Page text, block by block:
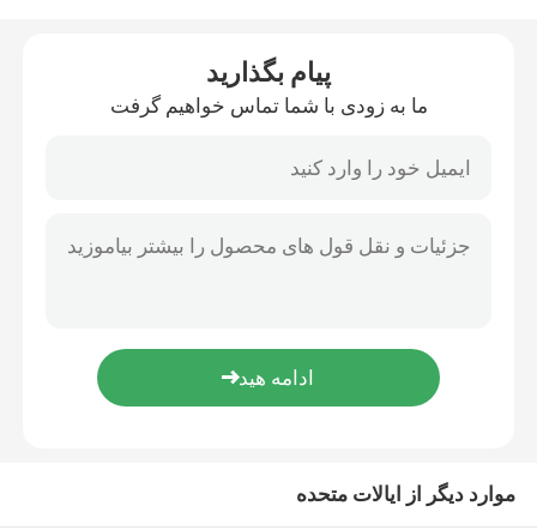
خط تولید رژ لب
پیام بگذارید
ما به زودی با شما تماس خواهیم گرفت
موارد دیگر از ایالات متحده